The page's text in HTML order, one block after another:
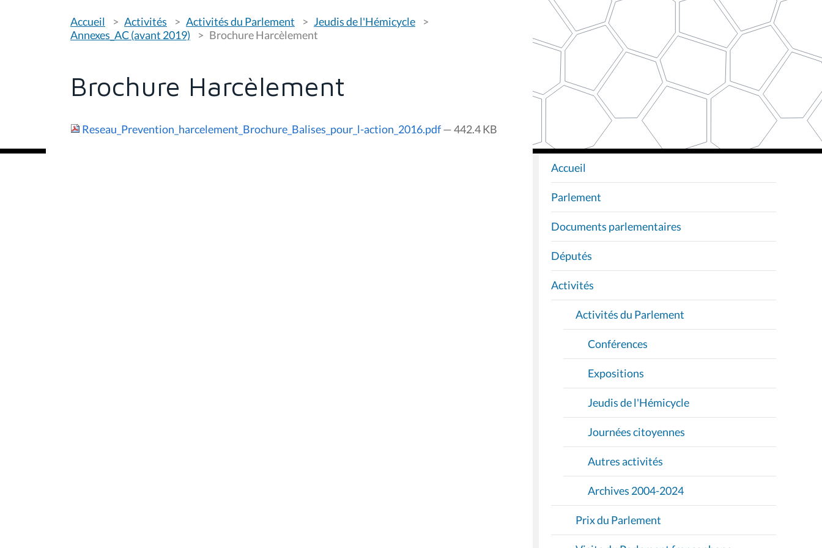
o
u
s
:
Accueil Activités Activités du Parlement
Jeudis de l'Hémicycle
Annexes_AC (avant 2019)
Brochure Harcèlement
Brochure Harcèlement
Reseau_Prevention_harcelement_Brochure_Balises_pour_l-action_2016.pdf— 442.4 KB
N
A
V
I
G
A
T
I
O
Accueil
Parlement
Documents parlementaires
Députés
Activités
Activités du Parlement
Conférences
Expositions
Jeudis de l'Hémicycle
Journées citoyennes
Autres activités
Archives 2004-2024
Prix du Parlement